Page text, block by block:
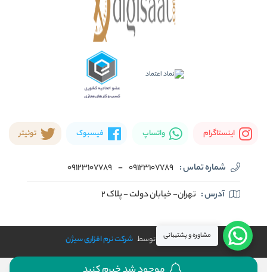
اینستاگرام واتساپ فیسبوک توئیتر
شماره تماس : 09123107789
-
09123107789
آدرس : تهران- خیابان دولت - پلاک ۲
طراحی و توسعه توسط شرکت نرم افزاری سیژن مشاوره و پشتیبانی